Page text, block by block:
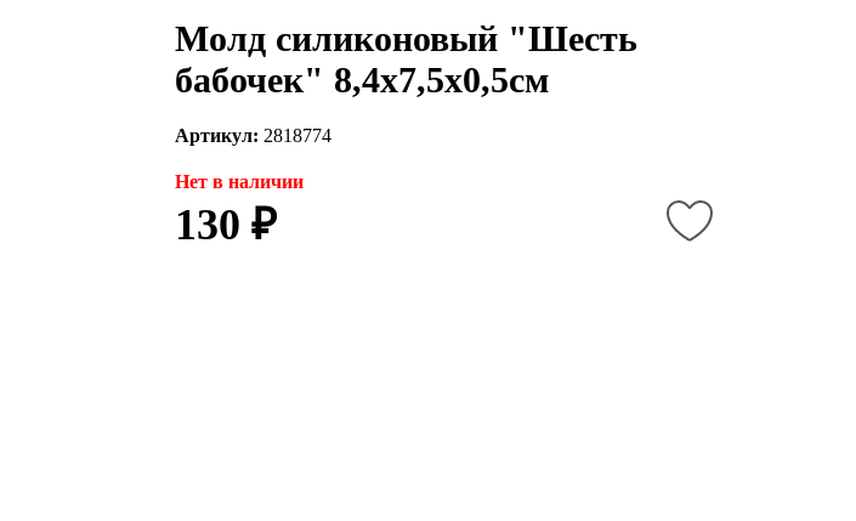
Молд силиконовый "Шесть
бабочек" 8,4х7,5х0,5см
Артикул: 2818774
Нет в наличии
130 ₽